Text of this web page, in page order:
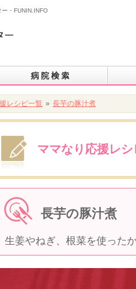
・FUNIN.INFO
レシピ一覧 » 長芋の豚汁煮
ママなり応援レシ
長芋の豚汁煮
生姜やねぎ、根菜を使った